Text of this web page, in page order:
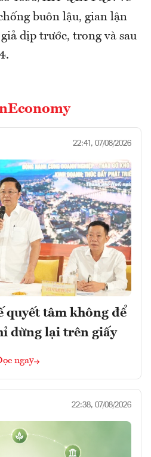
buôn lậu, gian lận
dịp trước, trong và sau
22:41, 07/08/2026
quyết tâm không để
dừng lại trên giấy
ngay
22:38, 07/08/2026